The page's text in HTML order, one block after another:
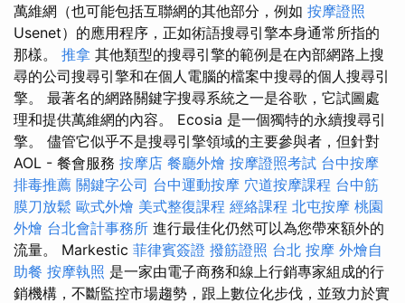
萬維網（也可能包括互聯網的其他部分，例如 按摩證照
Usenet）的應用程序，正如術語搜尋引擎本身通常所指的
那樣。 推拿 其他類型的搜尋引擎的範例是在內部網路上搜
尋的公司搜尋引擎和在個人電腦的檔案中搜尋的個人搜尋引
擎。 最著名的網路關鍵字搜尋系統之一是谷歌，它試圖處
理和提供萬維網的內容。 Ecosia 是一個獨特的永續搜尋引
擎。 儘管它似乎不是搜尋引擎領域的主要參與者，但針對
AOL - 餐會服務 按摩店 餐廳外燴 按摩證照考試 台中按摩
排毒推薦 關鍵字公司 台中運動按摩 穴道按摩課程 台中筋
膜刀放鬆 歐式外燴 美式整復課程 經絡課程 北屯按摩 桃園
外燴 台北會計事務所 進行最佳化仍然可以為您帶來額外的
流量。 Markestic 菲律賓簽證 撥筋證照 台北 按摩 外燴自
助餐 按摩執照 是一家由電子商務和線上行銷專家組成的行
銷機構，不斷監控市場趨勢，跟上數位化步伐，並致力於實